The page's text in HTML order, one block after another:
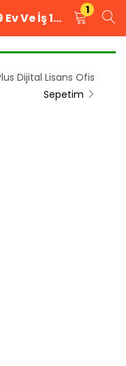
Microsoft Office 2019 Ev Ve İş 1 PC T5D-03258 Ofis Yazılımı
1
KAYIT OL
Dijital Lisans Ofis
Sepetim